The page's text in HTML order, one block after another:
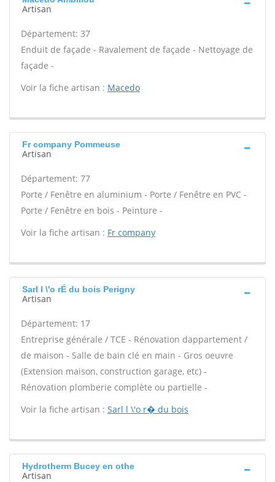
Artisan
Département: 37
Enduit de façade - Ravalement de façade - Nettoyage de
façade -
Voir la fiche artisan : Macedo
Fr company Pommeuse
Artisan
Département: 77
Porte / Fenêtre en aluminium - Porte / Fenêtre en PVC -
Porte / Fenêtre en bois - Peinture -
Voir la fiche artisan : Fr company
Sarl l \'o rÉ du bois Perigny
Artisan
Département: 17
Entreprise générale / TCE - Rénovation dappartement /
de maison - Salle de bain clé en main - Gros oeuvre
(Extension maison, construction garage, etc) -
Rénovation plomberie complète ou partielle -
Voir la fiche artisan : Sarl l \'o r� du bois
Hydrotherm Bucey en othe
Artisan